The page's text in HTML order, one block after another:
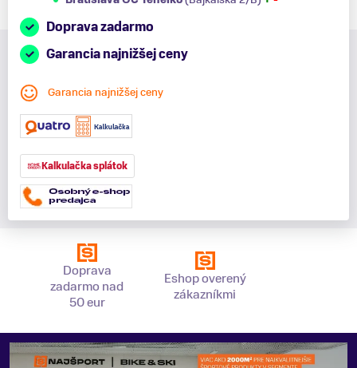
Doprava zadarmo
Garancia najnižšej ceny
Garancia najnižšej ceny
Kalkulačka splátok
Doprava
zadarmo nad
50 eur
Eshop overený
zákazníkmi